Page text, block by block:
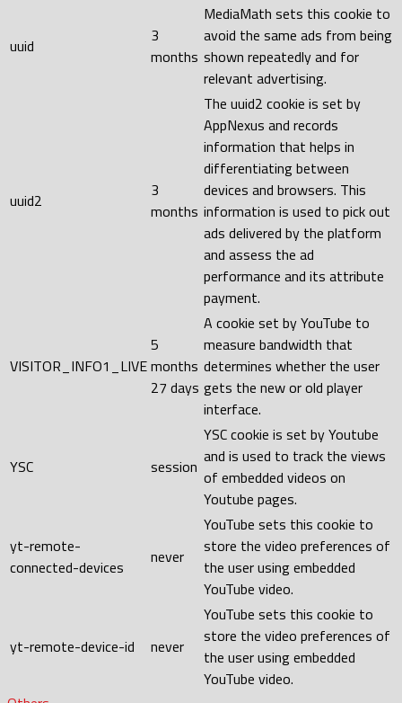
uuid
3
months
MediaMath sets this cookie to
avoid the same ads from being
shown repeatedly and for
relevant advertising.
uuid2
3
months
The uuid2 cookie is set by
AppNexus and records
information that helps in
differentiating between
devices and browsers. This
information is used to pick out
ads delivered by the platform
and assess the ad
performance and its attribute
payment.
VISITOR_INFO1_LIVE
5
months
27 days
A cookie set by YouTube to
measure bandwidth that
determines whether the user
gets the new or old player
interface.
YSC session
YSC cookie is set by Youtube
and is used to track the views
of embedded videos on
Youtube pages.
yt-remote-
connected-devices
never
YouTube sets this cookie to
store the video preferences of
the user using embedded
YouTube video.
yt-remote-device-id never
YouTube sets this cookie to
store the video preferences of
the user using embedded
YouTube video.